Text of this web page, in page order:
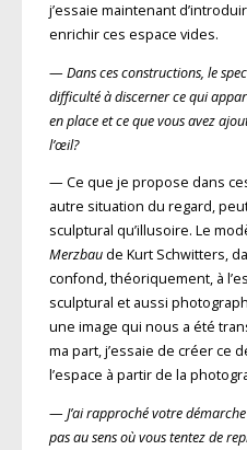
j’essaie maintenant
enrichir ces espace vides.
— Dans ces constructions, le
difficulté à discerner ce qui
en place et ce que vous avez
l’œil?
— Ce que je propose dans
autre situation du regard,
sculptural qu’illusoire. Le
Merzbaude Kurt Schwitters,
confond, théoriquement, à
sculptural et aussi
une image qui nous a été
ma part, j’essaie de créer ce
l’espace à partir de la
— J’ai rapproché votre
pas au sens où vous tentez de